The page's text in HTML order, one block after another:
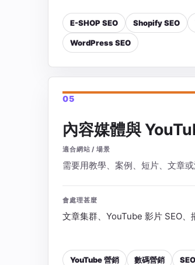
E-SHOP SEO Shopify SEO
WordPress SEO
05
內容媒體與
適合網站 / 場景
需要用教學、案例、短片、文章
會處理甚麼
文章集群、YouTube 影片 SEO
YouTube 營銷 數碼營銷